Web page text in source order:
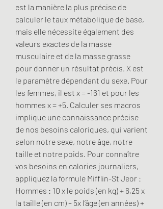
est la manière la plus précise de
calculer le taux métabolique de base,
mais elle nécessite également des
valeurs exactes de la masse
musculaire et de la masse grasse
pour donner un résultat précis. X est
le paramètre dépendant du sexe. Pour
les femmes, il est x = -161 et pour les
hommes x = +5. Calculer ses macros
implique une connaissance précise
de nos besoins caloriques, qui varient
selon notre sexe, notre âge, notre
taille et notre poids. Pour connaître
vos besoins en calories journaliers,
appliquez la formule Mifflin-St Jeor :
Hommes : 10 x le poids (en kg) + 6,25 x
la taille (en cm) – 5x l’âge (en années) +